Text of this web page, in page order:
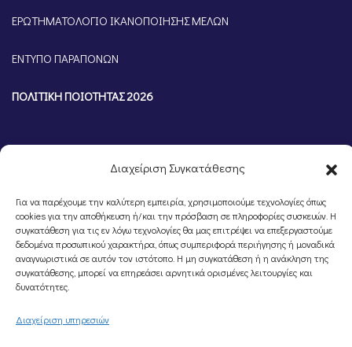
Διαχείριση Συγκατάθεσης
Για να παρέχουμε την καλύτερη εμπειρία, χρησιμοποιούμε τεχνολογίες όπως
cookies για την αποθήκευση ή/και την πρόσβαση σε πληροφορίες συσκευών. Η
συγκατάθεση για τις εν λόγω τεχνολογίες θα μας επιτρέψει να επεξεργαστούμε
δεδομένα προσωπικού χαρακτήρα, όπως συμπεριφορά περιήγησης ή μοναδικά
αναγνωριστικά σε αυτόν τον ιστότοπο. Η μη συγκατάθεση ή η ανάκληση της
συγκατάθεσης, μπορεί να επηρεάσει αρνητικά ορισμένες λειτουργίες και
δυνατότητες.
Διαχείριση υπηρεσιών
ΕΡΩΤΗΜΑΤΟΛΟΓΙΟ ΙΚΑΝΟΠΟΙΗΣΗΣ ΜΕΛΩΝ
ΕΝΤΥΠΟ ΠΑΡΑΠΟΝΩΝ
ΠΟΛΙΤΙΚΗ ΠΟΙΟΤΗΤΑΣ 2026
©Portal Επιμελητηρίου Ημαθίας, Powered byKnowledge A.E.